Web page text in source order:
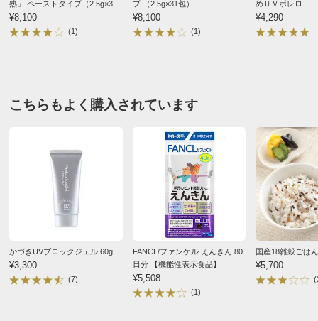
■成分：黒酢エキス、オリーブ油、シソ油、植物発酵エキ
ス、グリセリン、ミツロウ、グリセリン脂肪酸エステル
■成分比較：※100g当たり（財）日本食品分析センター調
［リジン］240/1130
［チロシン］80/230
［ロイシン］440/1140
［イソロイシン］260/600
［メチオニン］100/330
［アラニン］800/3020
［グリシン］280/5820
［プロリン］170/3390
ん、今年も暑いので今から体調管理しないと、と。
広島県 60代以上女性
頼みだして２回目、夏を乗りきるために飲み始めまし
た。黒酢と万田酵素が良さそうで決めました。これを飲
むと一日が頑張れる感じがしています。朝と夜に飲むよ
うにしています。
熟」 ペーストタイプ（2.5g×31
包） | 初回金額6885円・2回目
以降金額7695円【各回送料無
¥8,100
(1)
プ （2.5g×31包）
¥8,100
(1)
めＵＶボレロ
¥4,290
こちらもよく購入されています
かづきUVブロックジェル 60g
¥3,300
(7)
FANCL/ファンケル えんきん 80
日分 【機能性表示食品】
¥5,508
(1)
国産18雑穀ごは
¥5,700